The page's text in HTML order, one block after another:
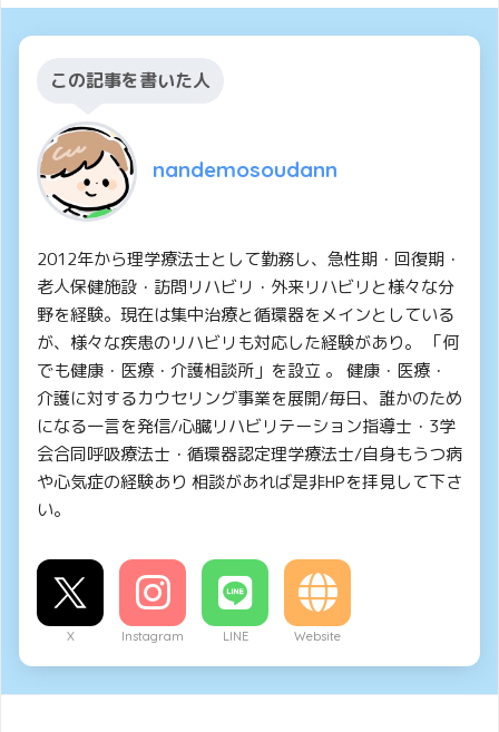
この記事を書いた人
nandemosoudann
2012年から理学療法士として勤務し、急性期・回復期・
老人保健施設・訪問リハビリ・外来リハビリと様々な分
野を経験。現在は集中治療と循環器をメインとしている
が、様々な疾患のリハビリも対応した経験があり。 「何
でも健康・医療・介護相談所」を設立 。 健康・医療・
介護に対するカウセリング事業を展開/毎日、誰かのため
になる一言を発信/心臓リハビリテーション指導士・3学
会合同呼吸療法士・循環器認定理学療法士/自身もうつ病
や心気症の経験あり 相談があれば是非HPを拝見して下さ
い。
X Instagram LINE Website